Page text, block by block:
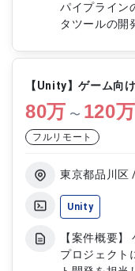
パイプライン
タツールの開
Unity（URP/
開発 ・グラ
よび拡張 ・
VFXシェーダ
装 ・描画品質
化 ・グラフ
【Unity】ゲーム向
80万 〜 120万
フルリモート
東京都品川区
Unity
【案件概要
プロジェクト